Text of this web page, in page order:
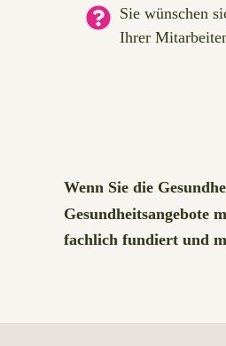
Sie wünschen
Ihrer
Wenn Sie die
Gesundheitsangebote
fachlich fundiert und